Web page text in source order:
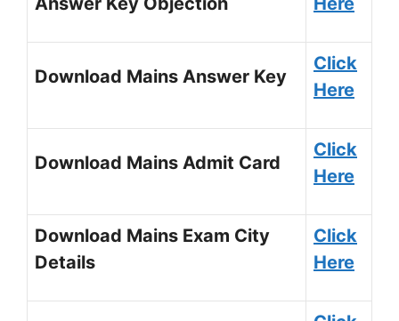
Download Mains Answer Key
Click
Here
Download Mains Admit Card
Click
Here
Download Mains Exam City
Details
Click
Here